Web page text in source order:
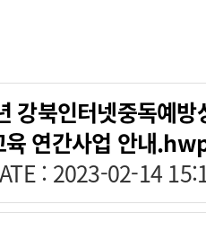
강북인터넷중독예방
육 연간사업 안내
: 2023-02-14